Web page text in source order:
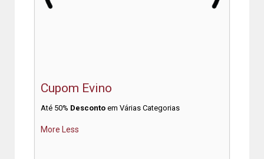
Cupom Evino
Até 50% Desconto em Várias Categorias
More Less